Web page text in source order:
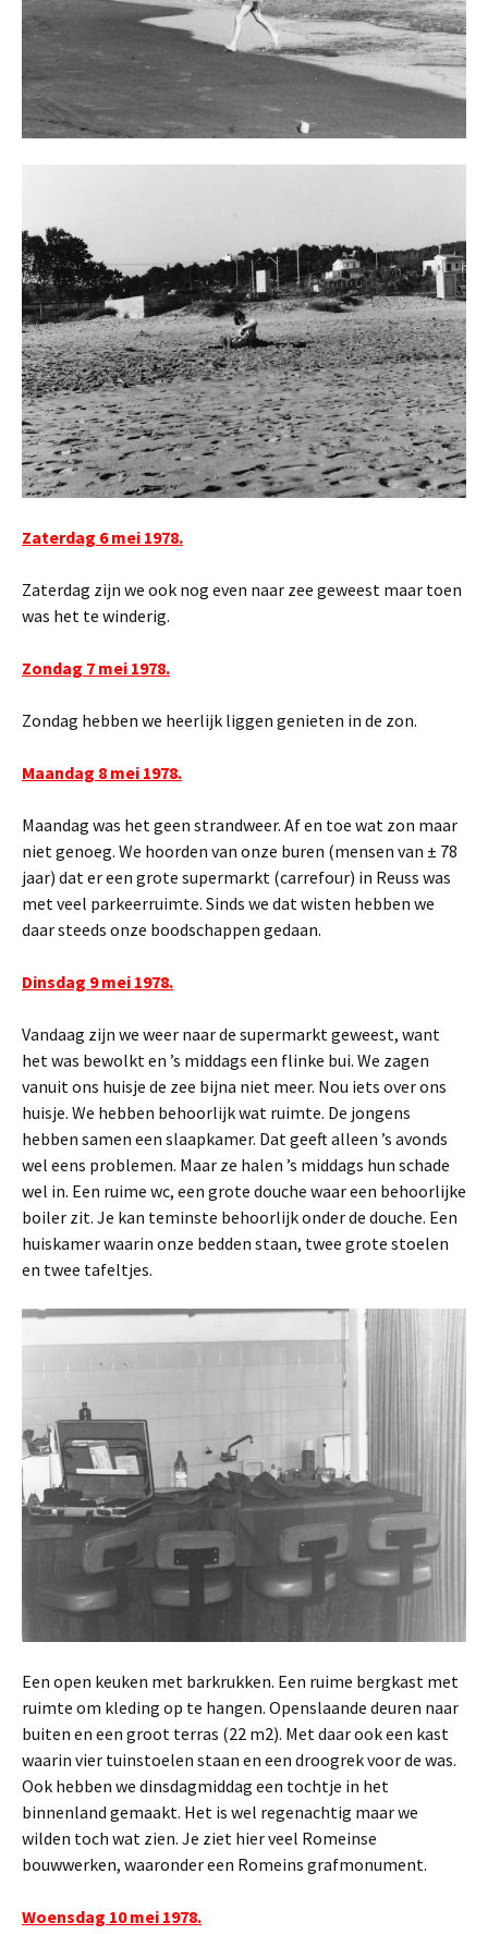
Zaterdag 6 mei 1978.
Zaterdag zijn we ook nog even naar zee geweest maar toen
was het te winderig.
Zondag 7 mei 1978.
Zondag hebben we heerlijk liggen genieten in de zon.
Maandag 8 mei 1978.
Maandag was het geen strandweer. Af en toe wat zon maar
niet genoeg. We hoorden van onze buren (mensen van ± 78
jaar) dat er een grote supermarkt (carrefour) in Reuss was
met veel parkeerruimte. Sinds we dat wisten hebben we
daar steeds onze boodschappen gedaan.
Dinsdag 9 mei 1978.
Vandaag zijn we weer naar de supermarkt geweest, want
het was bewolkt en ’s middags een flinke bui. We zagen
vanuit ons huisje de zee bijna niet meer. Nou iets over ons
huisje. We hebben behoorlijk wat ruimte. De jongens
hebben samen een slaapkamer. Dat geeft alleen ’s avonds
wel eens problemen. Maar ze halen ’s middags hun schade
wel in. Een ruime wc, een grote douche waar een behoorlijke
boiler zit. Je kan teminste behoorlijk onder de douche. Een
huiskamer waarin onze bedden staan, twee grote stoelen
en twee tafeltjes.
Een open keuken met barkrukken. Een ruime bergkast met
ruimte om kleding op te hangen. Openslaande deuren naar
buiten en een groot terras (22 m2). Met daar ook een kast
waarin vier tuinstoelen staan en een droogrek voor de was.
Ook hebben we dinsdagmiddag een tochtje in het
binnenland gemaakt. Het is wel regenachtig maar we
wilden toch wat zien. Je ziet hier veel Romeinse
bouwwerken, waaronder een Romeins grafmonument.
Woensdag 10 mei 1978.